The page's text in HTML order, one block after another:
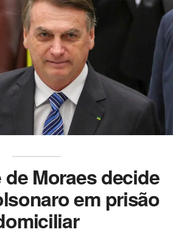
Moraes decide
em prisão